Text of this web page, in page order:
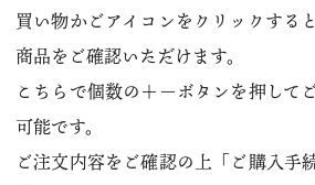
買い物かごアイコンをクリックする
商品をご確認いただけます。
こちらで個数の＋－ボタンを押して
可能です。
ご注文内容をご確認の上「ご購入手